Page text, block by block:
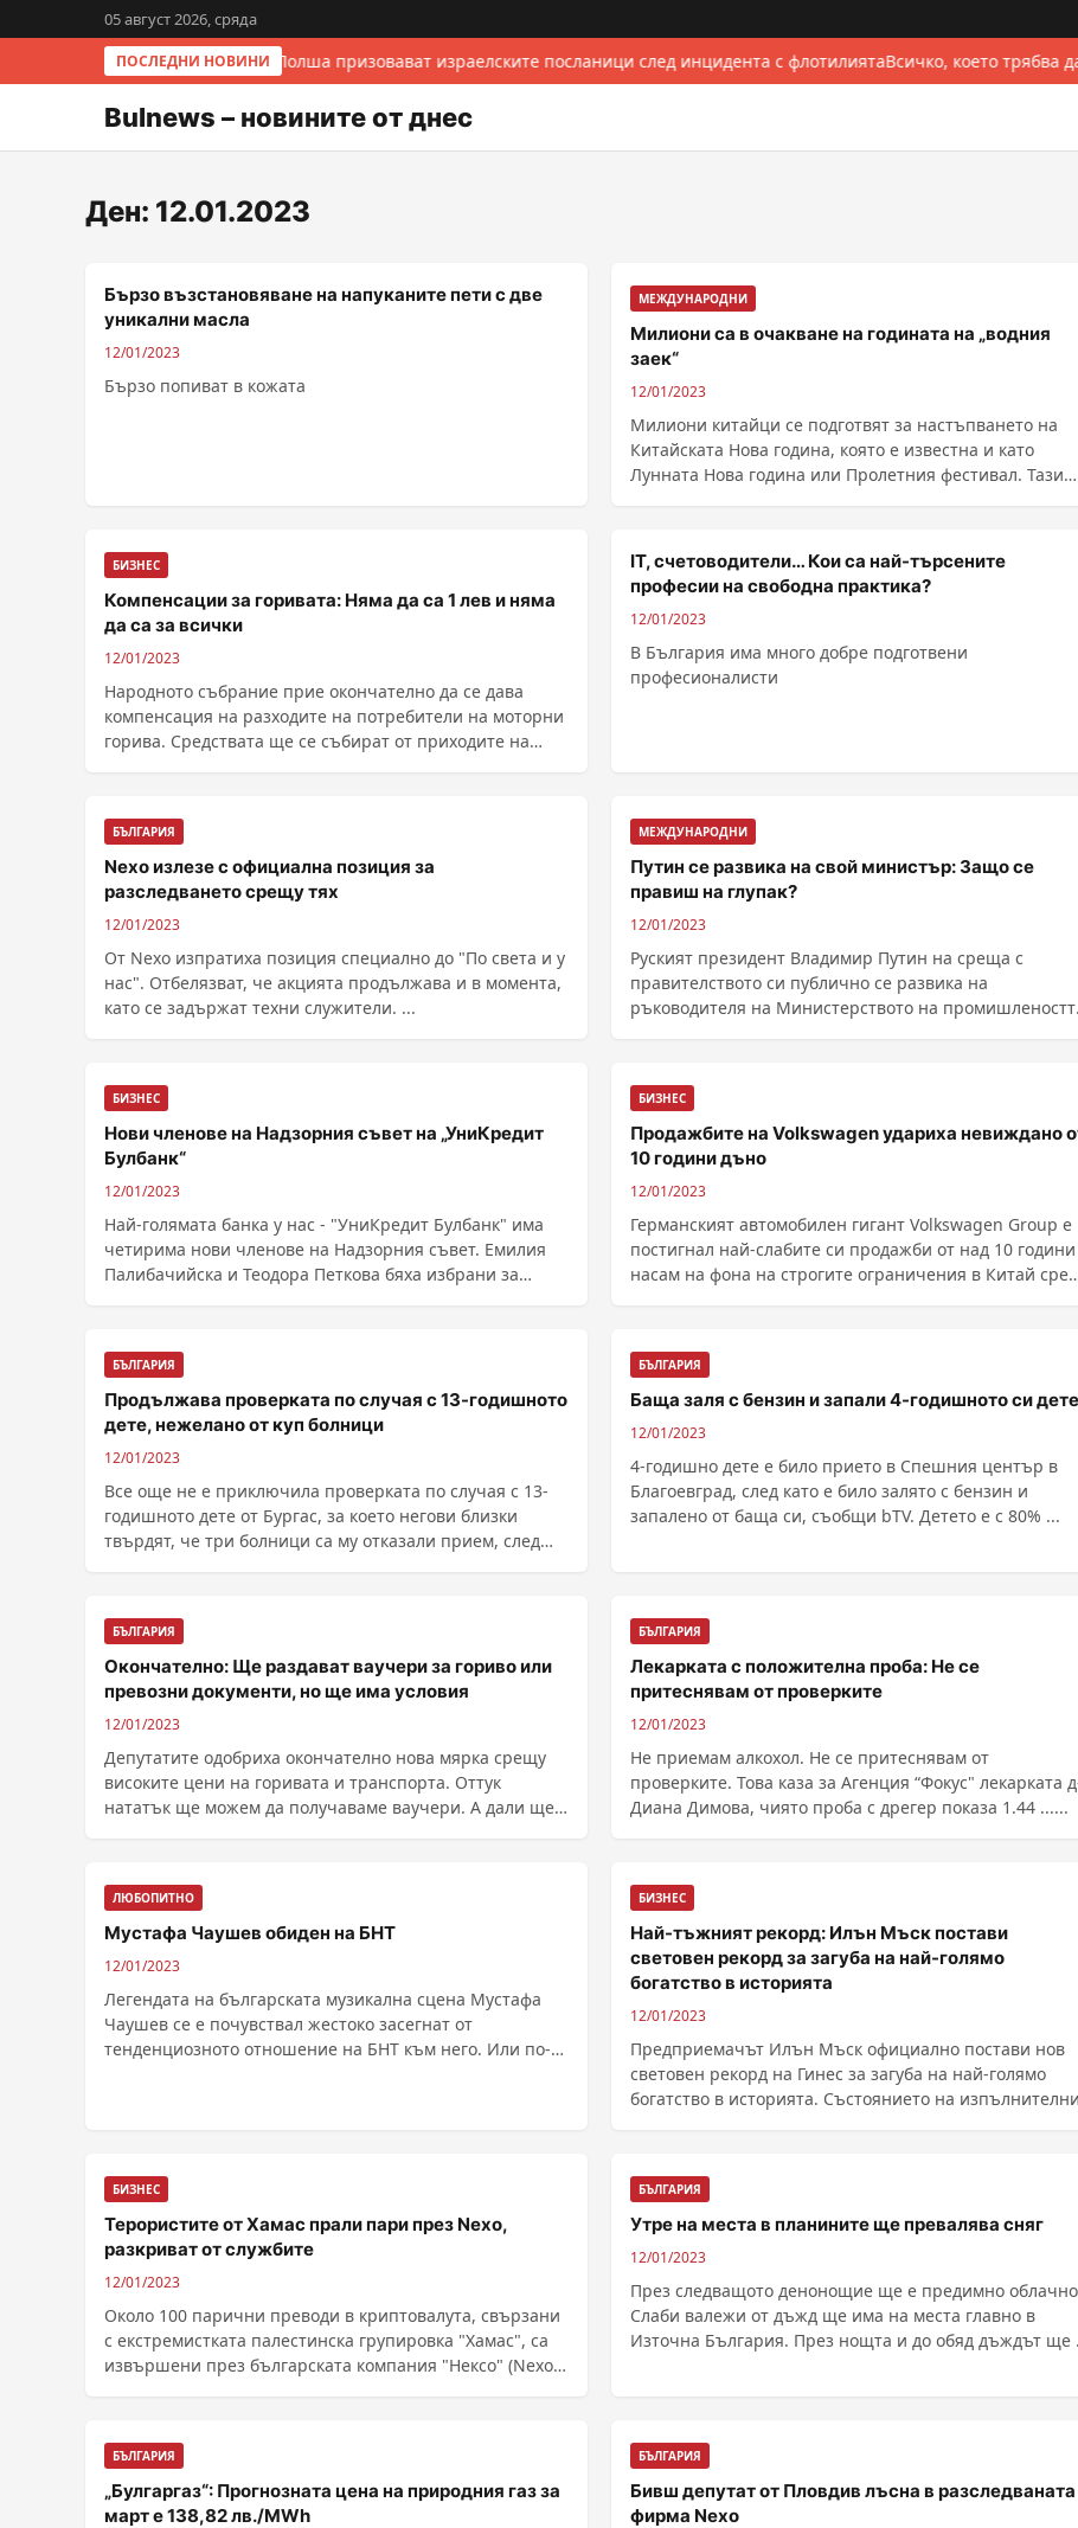
05 август 2026, сряда
ПОСЛЕДНИ НОВИНИ
Италия и Полша призовават израелските посланици след инцидента с флотилиятаВсичко, което трябва
Bulnews – новините от днес
Ден: 12.01.2023
Бързо възстановяване на напуканите пети с две
уникални масла
12/01/2023
Бързо попиват в кожата
МЕЖДУНАРОДНИ
Милиони са в очакване на годината на „водния
заек“
12/01/2023
Милиони китайци се подготвят за настъпването на
Китайската Нова година, която е известна и като
Лунната Нова година или Пролетния фестивал. Тази
БИЗНЕС
Компенсации за горивата: Няма да са 1 лев и няма
да са за всички
12/01/2023
Народното събрание прие окончателно да се дава
компенсация на разходите на потребители на моторни
горива. Средствата ще се събират от приходите на
IT, счетоводители… Кои са най-търсените
професии на свободна практика?
12/01/2023
В България има много добре подготвени
професионалисти
БЪЛГАРИЯ
Nexo излезе с официална позиция за
разследването срещу тях
12/01/2023
От Nexo изпратиха позиция специално до "По света и у
нас". Отбелязват, че акцията продължава и в момента,
като се задържат техни служители. ...
МЕЖДУНАРОДНИ
Путин се развика на свой министър: Защо се
правиш на глупак?
12/01/2023
Руският президент Владимир Путин на среща с
правителството си публично се развика на
ръководителя на Министерството на
БИЗНЕС
Нови членове на Надзорния съвет на „УниКредит
Булбанк“
12/01/2023
Най-голямата банка у нас - "УниКредит Булбанк" има
четирима нови членове на Надзорния съвет. Емилия
Палибачийска и Теодора Петкова бяха избрани за
БИЗНЕС
Продажбите на Volkswagen удариха невиждано
10 години дъно
12/01/2023
Германският автомобилен гигант Volkswagen Group е
постигнал най-слабите си продажби от над 10 години
насам на фона на строгите ограничения в Китай
БЪЛГАРИЯ
Продължава проверката по случая с 13-годишното
дете, нежелано от куп болници
12/01/2023
Все още не е приключила проверката по случая с 13-
годишното дете от Бургас, за което негови близки
твърдят, че три болници са му отказали прием, след
БЪЛГАРИЯ
Баща заля с бензин и запали 4-годишното си дете
12/01/2023
4-годишно дете е било прието в Спешния център в
Благоевград, след като е било залято с бензин и
запалено от баща си, съобщи bTV. Детето е с 80% ...
БЪЛГАРИЯ
Окончателно: Ще раздават ваучери за гориво или
превозни документи, но ще има условия
12/01/2023
Депутатите одобриха окончателно нова мярка срещу
високите цени на горивата и транспорта. Оттук
нататък ще можем да получаваме ваучери. А дали ще
БЪЛГАРИЯ
Лекарката с положителна проба: Не се
притеснявам от проверките
12/01/2023
Не приемам алкохол. Не се притеснявам от
проверките. Това каза за Агенция “Фокус" лекарката
Диана Димова, чиято проба с дрегер показа 1.44 ......
ЛЮБОПИТНО
Мустафа Чаушев обиден на БНТ
12/01/2023
Легендата на българската музикална сцена Мустафа
Чаушев се е почувствал жестоко засегнат от
тенденциозното отношение на БНТ към него. Или по-
БИЗНЕС
Най-тъжният рекорд: Илън Мъск постави
световен рекорд за загуба на най-голямо
богатство в историята
12/01/2023
Предприемачът Илън Мъск официално постави нов
световен рекорд на Гинес за загуба на най-голямо
богатство в историята. Състоянието на
БИЗНЕС
Терористите от Хамас прали пари през Nexo,
разкриват от службите
12/01/2023
Около 100 парични преводи в криптовалута, свързани
с екстремистката палестинска групировка "Хамас", са
извършени през българската компания "Нексо" (Nexo).
БЪЛГАРИЯ
Утре на места в планините ще превалява сняг
12/01/2023
През следващото денонощие ще е предимно
Слаби валежи от дъжд ще има на места главно в
Източна България. През нощта и до обяд дъждът ще
БЪЛГАРИЯ
„Булгаргаз“: Прогнозната цена на природния газ за
март е 138,82 лв./MWh
БЪЛГАРИЯ
Бивш депутат от Пловдив лъсна в разследваната
фирма Nexo